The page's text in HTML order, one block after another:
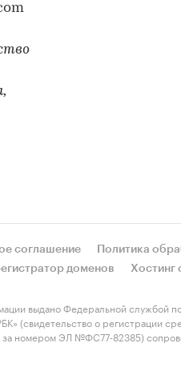
соглашение
Политика
доменов Хостинг
выдано Федеральной службой
(свидетельство о регистрации
за номером ЭЛ №ФС77-82385)